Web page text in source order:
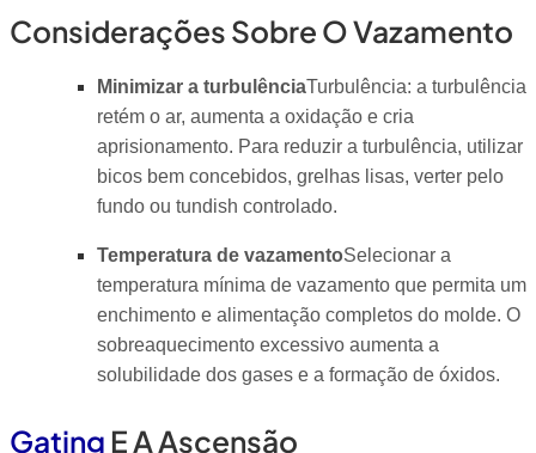
Considerações Sobre O Vazamento
Minimizar a turbulênciaTurbulência: a turbulência
retém o ar, aumenta a oxidação e cria
aprisionamento. Para reduzir a turbulência, utilizar
bicos bem concebidos, grelhas lisas, verter pelo
fundo ou tundish controlado.
Temperatura de vazamentoSelecionar a
temperatura mínima de vazamento que permita um
enchimento e alimentação completos do molde. O
sobreaquecimento excessivo aumenta a
solubilidade dos gases e a formação de óxidos.
Gating E A Ascensão